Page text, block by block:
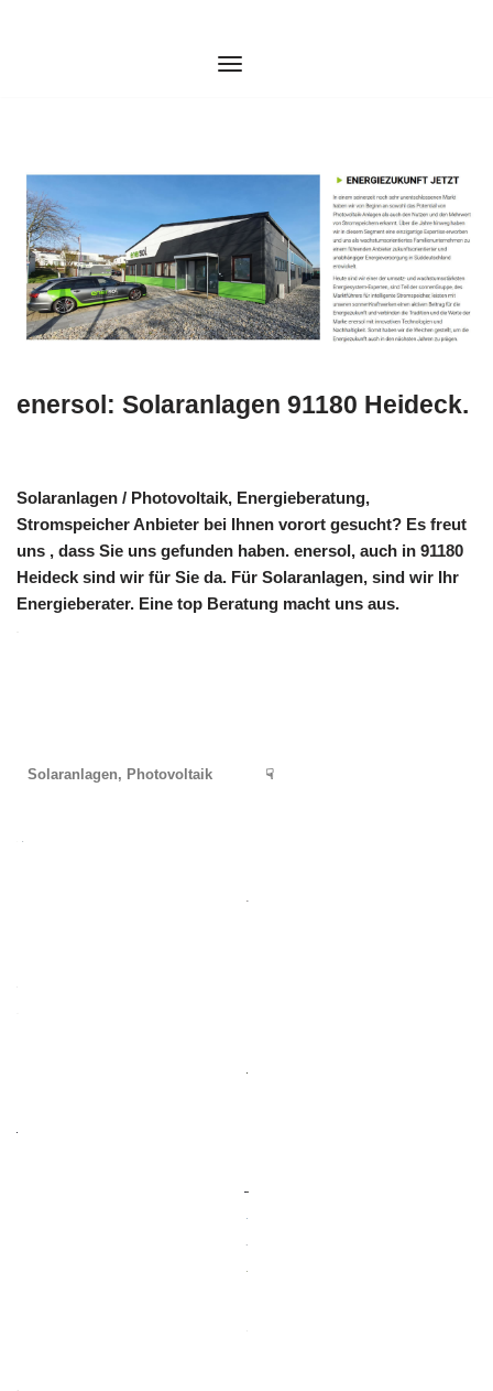
enersol: Solaranlagen 91180 Heideck.
Solaranlagen / Photovoltaik, Energieberatung,
Stromspeicher Anbieter bei Ihnen vorort gesucht? Es freut
uns , dass Sie uns gefunden haben. enersol, auch in 91180
Heideck sind wir für Sie da. Für Solaranlagen, sind wir Ihr
Energieberater. Eine top Beratung macht uns aus.
Solaranlagen, Photovoltaik ☟